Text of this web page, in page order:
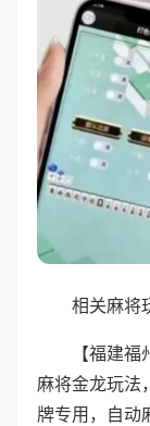
相关麻将
【福建
麻将金龙玩法
牌专用，自动